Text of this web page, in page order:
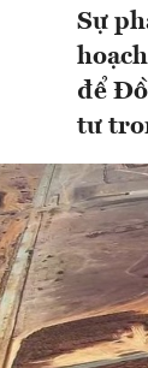
Sự
để
tư